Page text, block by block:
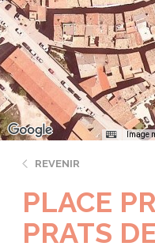
Image
REVENIR
PLACE
PRATS